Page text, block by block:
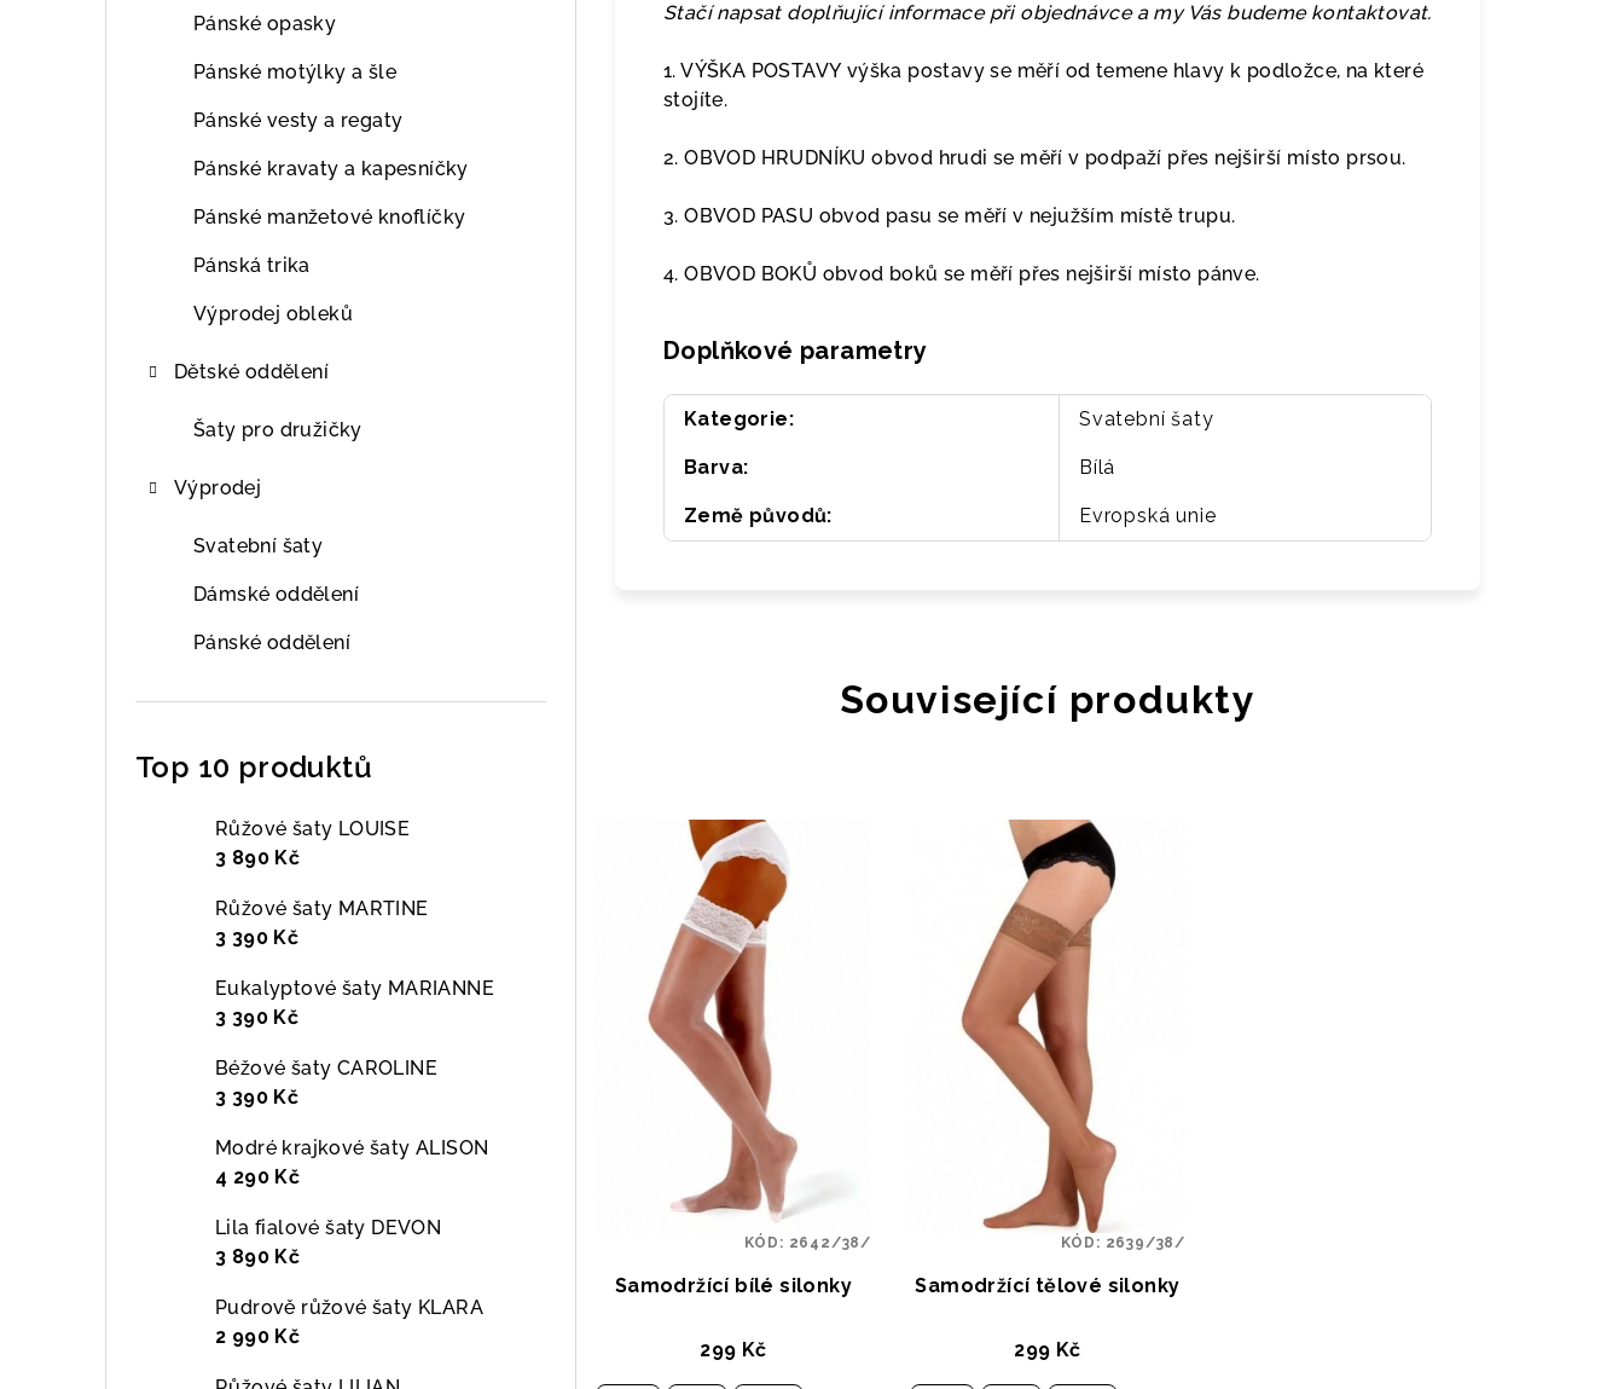
Pánské opasky
Pánské motýlky a šle
Pánské vesty a regaty
Pánské kravaty a kapesníčky
Pánské manžetové knoflíčky
Pánská trika
Výprodej obleků
Dětské oddělení
Šaty pro družičky
Výprodej
Svatební šaty
Dámské oddělení
Pánské oddělení
Top 10 produktů
Růžové šaty LOUISE
3 890 Kč
Růžové šaty MARTINE
3 390 Kč
Eukalyptové šaty MARIANNE
3 390 Kč
Béžové šaty CAROLINE
3 390 Kč
Modré krajkové šaty ALISON
4 290 Kč
Lila fialové šaty DEVON
3 890 Kč
Pudrově růžové šaty KLARA
2 990 Kč
Stačí napsat doplňující informace při objednávce a my Vás budeme kontaktovat.
1. VÝŠKA POSTAVY výška postavy se měří od temene hlavy k podložce, na které
stojíte.
2. OBVOD HRUDNÍKU obvod hrudi se měří v podpaží přes nejširší místo prsou.
3. OBVOD PASU obvod pasu se měří v nejužším místě trupu.
4. OBVOD BOKŮ obvod boků se měří přes nejširší místo pánve.
Doplňkové parametry
Kategorie: Svatební šaty
Barva: Bílá
Země původů: Evropská unie
Související produkty
Samodržící bílé silonky
299 Kč
KÓD: 2642/38/
Samodržící tělové silonky
299 Kč
KÓD: 2639/38/